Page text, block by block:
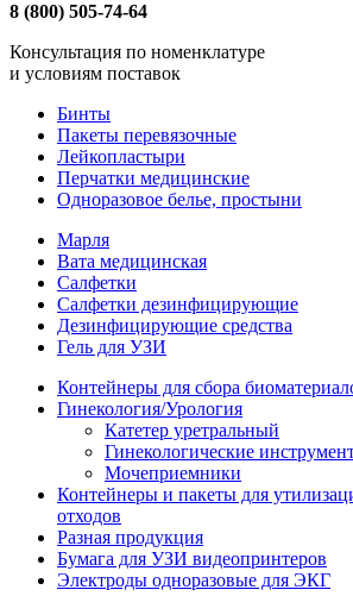
8 (800) 505-74-64
Консультация по номенклатуре
и условиям поставок
Бинты
Пакеты перевязочные
Лейкопластыри
Перчатки медицинские
Одноразовое белье, простыни
Марля
Вата медицинская
Салфетки
Салфетки дезинфицирующие
Дезинфицирующие средства
Гель для УЗИ
Контейнеры для сбора
Гинекология/Урология
Катетер уретральный
Гинекологические
Мочеприемники
Контейнеры и пакеты для
отходов
Разная продукция
Бумага для УЗИ видеопринтеров
Электроды одноразовые для ЭКГ